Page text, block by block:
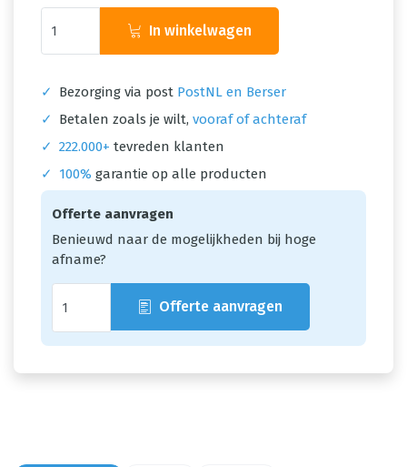
In winkelwagen
✓ Bezorging via post PostNL en Berser
✓
Betalen zoals je wilt, vooraf of achteraf
✓ 222.000+ tevreden klanten
✓
100% garantie op alle producten
Offerte aanvragen
Benieuwd naar de mogelijkheden bij hoge
afname?
Offerte aanvragen